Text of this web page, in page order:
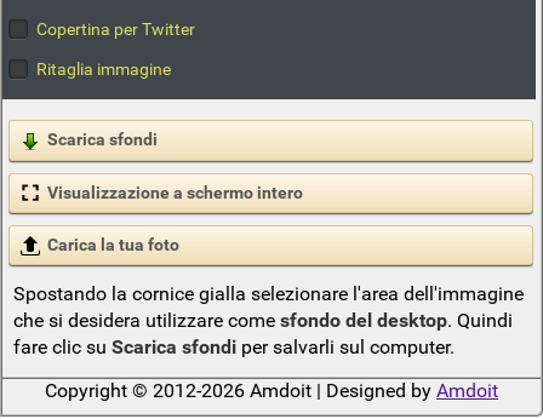
Copertina per Twitter
Ritaglia immagine
Scarica sfondi
Visualizzazione a schermo intero
Carica la tua foto
Spostando la cornice gialla selezionare l'area dell'immagine
che si desidera utilizzare come sfondo del desktop. Quindi
fare clic su Scarica sfondiper salvarli sul computer.
Copyright © 2012-2026 Amdoit | Designed by Amdoit